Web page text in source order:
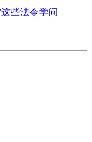
些法令学问